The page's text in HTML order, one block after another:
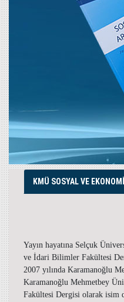
KMÜ SOSYAL VE
Yayın hayatına Selçuk
ve İdari Bilimler Fakültesi
2007 yılında Karamanoğlu
Karamanoğlu Mehmetbey
Fakültesi Dergisi olarak isim